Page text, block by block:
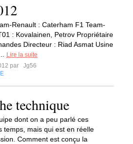
Renault : Caterham F1 Team-
: Kovalainen, Petrov Propriétaire
Directeur : Riad Asmat Usine
Lire la suite
par
Jg56
technique
dont on a peu parlé ces
temps, mais qui est en réelle
Comment est conçu la